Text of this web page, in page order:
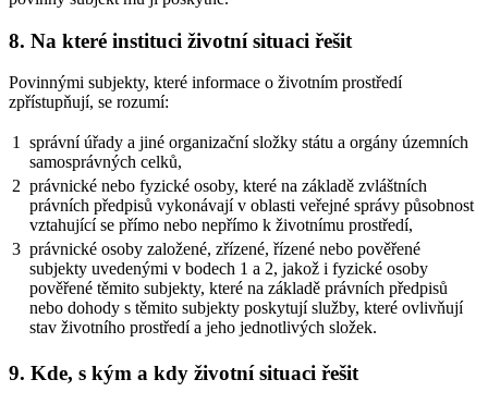
8. Na které instituci životní situaci řešit
Povinnými subjekty, které informace o životním prostředí
zpřístupňují, se rozumí:
1
správní úřady a jiné organizační složky státu a orgány územních
samosprávných celků,
2 právnické nebo fyzické osoby, které na základě zvláštních
právních předpisů vykonávají v oblasti veřejné správy působnost
vztahující se přímo nebo nepřímo k životnímu prostředí,
3 právnické osoby založené, zřízené, řízené nebo pověřené
subjekty uvedenými v bodech 1 a 2, jakož i fyzické osoby
pověřené těmito subjekty, které na základě právních předpisů
nebo dohody s těmito subjekty poskytují služby, které ovlivňují
stav životního prostředí a jeho jednotlivých složek.
9. Kde, s kým a kdy životní situaci řešit